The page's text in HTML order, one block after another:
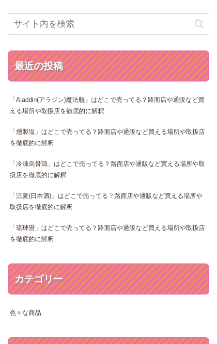
最近の投稿
「Aladdin(アラジン)魔法瓶」はどこで売ってる？路面店や通販など買
える場所や取扱店を徹底的に解釈
「燻製塩」はどこで売ってる？路面店や通販など買える場所や取扱店
を徹底的に解釈
「冷凍烏骨鶏」はどこで売ってる？路面店や通販など買える場所や取
扱店を徹底的に解釈
「涼夏(日本酒)」はどこで売ってる？路面店や通販など買える場所や
取扱店を徹底的に解釈
「琉球畳」はどこで売ってる？路面店や通販など買える場所や取扱店
を徹底的に解釈
カテゴリー
色々な商品